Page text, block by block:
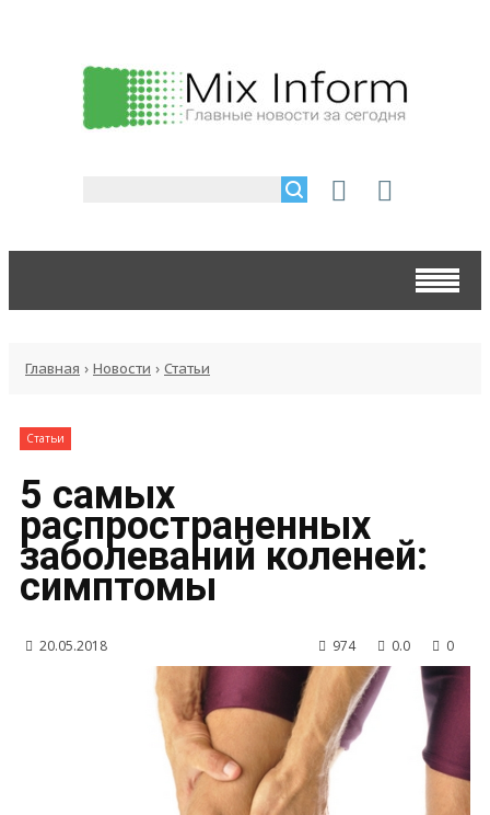
Главная › Новости › Статьи
Статьи
5 самых
распространенных
заболеваний коленей:
симптомы
20.05.2018 974 0.0 0